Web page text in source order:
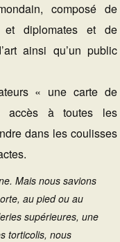
composé de
et diplomates et de
ainsi qu’un public
« une carte de
accès à toutes les
dans les coulisses
Mais nous savions
au pied ou au
supérieures, une
torticolis, nous